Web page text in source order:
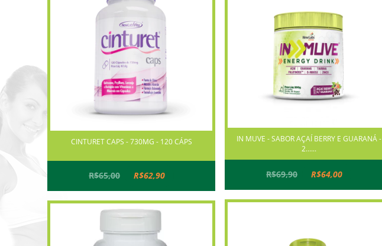
CINTURET CAPS - 730MG - 120 CÁPS
R$65,00 R$62,90
IN MUVE - SABOR AÇAÍ BERRY E GUARANÁ -
2......
R$69,90 R$64,00